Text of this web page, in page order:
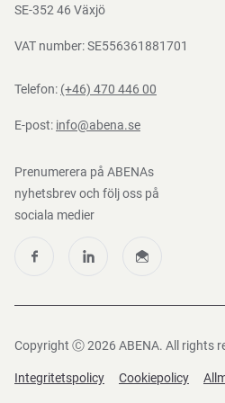
EN
SE-352 46 Växjö
VAT number: SE556361881701
Telefon: (+46) 470 446 00
E-post: info@abena.se
Prenumerera på ABENAs
nyhetsbrev och följ oss på
sociala medier
Copyright Ⓒ 2026 ABENA. All rights
Integritetspolicy Cookiepolicy